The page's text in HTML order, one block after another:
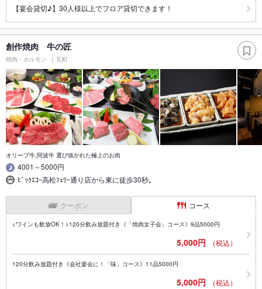
【宴会貸切♪】30人様以上でフロア貸切できます！
創作焼肉 牛の匠
焼肉・ホルモン 瓦町
オリーブ牛,阿波牛 選び抜かれた極上のお肉
4001～5000円
ﾋﾞｯｸｴｺｰ高松ﾌｪﾘｰ通り店から東に徒歩30秒｡
クーポン コース
<ワインも飲放OK！>120分飲み放題付き《「焼肉女子会」コース》9品5000円
5,000円 （税込）
120分飲み放題付き《会社宴会に！「味」コース》11品5000円
5,000円 （税込）